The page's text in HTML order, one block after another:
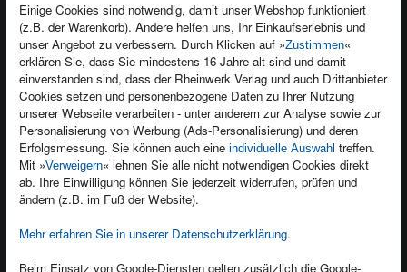
Einige Cookies sind notwendig, damit unser Webshop funktioniert
(z.B. der Warenkorb). Andere helfen uns, Ihr Einkaufserlebnis und
unser Angebot zu verbessern. Durch Klicken auf »Zustimmen«
erklären Sie, dass Sie mindestens 16 Jahre alt sind und damit
einverstanden sind, dass der Rheinwerk Verlag und auch Drittanbieter
Cookies setzen und personenbezogene Daten zu Ihrer Nutzung
unserer Webseite verarbeiten - unter anderem zur Analyse sowie zur
Personalisierung von Werbung (Ads-Personalisierung) und deren
Erfolgsmessung. Sie können auch eine individuelle Auswahl treffen.
Mit »Verweigern« lehnen Sie alle nicht notwendigen Cookies direkt
ab. Ihre Einwilligung können Sie jederzeit widerrufen, prüfen und
ändern (z.B. im Fuß der Website).
Mehr erfahren Sie in unserer Datenschutzerklärung.
Beim Einsatz von Google-Diensten gelten zusätzlich die Google-
Kontakt
Newsletter
Für Unternehmen
Presseservice
Dozentenservice
Produktfeedback
Foreign Rights
Ein Buch schreiben
Kundenservice
Wir sind gerne für Sie da!